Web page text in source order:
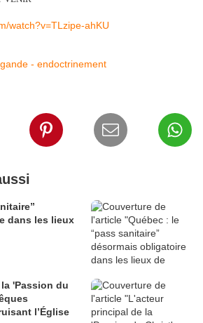
watch?v=TLzipe-ahKU
- endoctrinement
dans les lieux
'Passion du
l’Église